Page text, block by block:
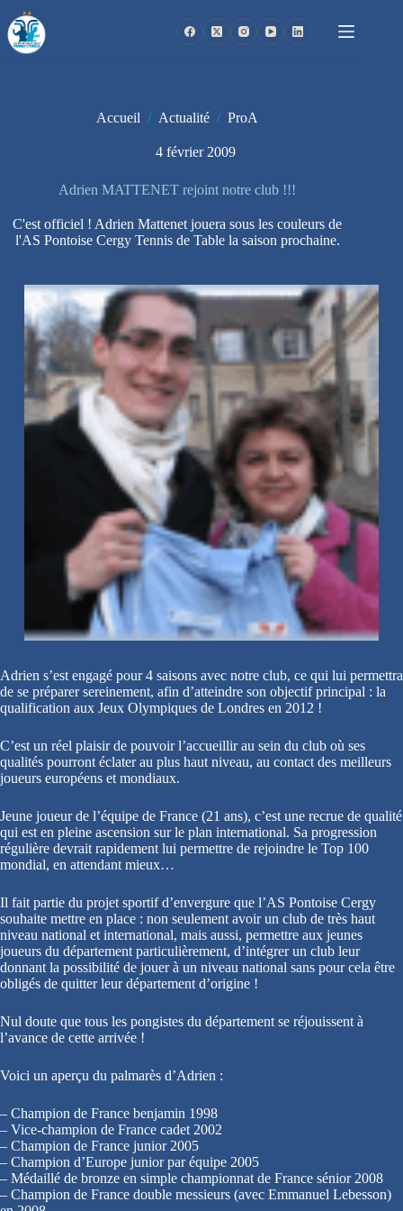
au
contenu
Accueil / Actualité / ProA
4 février 2009
Adrien MATTENET rejoint notre club !!!
C'est officiel ! Adrien Mattenet jouera sous les couleurs de
l'AS Pontoise Cergy Tennis de Table la saison prochaine.
Adrien s’est engagé pour 4 saisons avec notre club, ce qui lui permettra
de se préparer sereinement, afin d’atteindre son objectif principal : la
qualification aux Jeux Olympiques de Londres en 2012 !
C’est un réel plaisir de pouvoir l’accueillir au sein du club où ses
qualités pourront éclater au plus haut niveau, au contact des meilleurs
joueurs européens et mondiaux.
Jeune joueur de l’équipe de France (21 ans), c’est une recrue de qualité
qui est en pleine ascension sur le plan international. Sa progression
régulière devrait rapidement lui permettre de rejoindre le Top 100
mondial, en attendant mieux…
Il fait partie du projet sportif d’envergure que l’AS Pontoise Cergy
souhaite mettre en place : non seulement avoir un club de très haut
niveau national et international, mais aussi, permettre aux jeunes
joueurs du département particulièrement, d’intégrer un club leur
donnant la possibilité de jouer à un niveau national sans pour cela être
obligés de quitter leur département d’origine !
Nul doute que tous les pongistes du département se réjouissent à
l’avance de cette arrivée !
Voici un aperçu du palmarès d’Adrien :
– Champion de France benjamin 1998
– Vice-champion de France cadet 2002
– Champion de France junior 2005
– Champion d’Europe junior par équipe 2005
– Médaillé de bronze en simple championnat de France sénior 2008
– Champion de France double messieurs (avec Emmanuel Lebesson)